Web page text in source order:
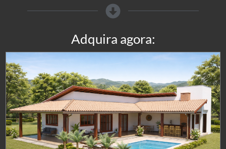
Adquira agora: